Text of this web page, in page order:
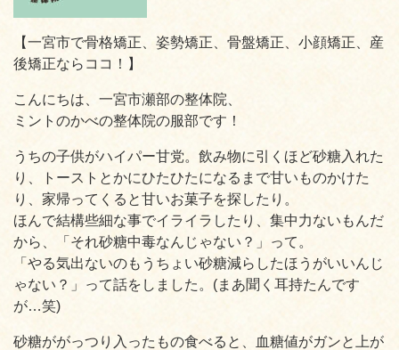
【一宮市で骨格矯正、姿勢矯正、骨盤矯正、小顔矯正、産
後矯正ならココ！】
こんにちは、一宮市瀬部の整体院、
ミントのかべの整体院の服部です！
うちの子供がハイパー甘党。飲み物に引くほど砂糖入れた
り、トーストとかにひたひたになるまで甘いものかけた
り、家帰ってくると甘いお菓子を探したり。
ほんで結構些細な事でイライラしたり、集中力ないもんだ
から、「それ砂糖中毒なんじゃない？」って。
「やる気出ないのもうちょい砂糖減らしたほうがいいんじ
ゃない？」って話をしました。(まあ聞く耳持たんです
が…笑)
砂糖ががっつり入ったもの食べると、血糖値がガンと上が